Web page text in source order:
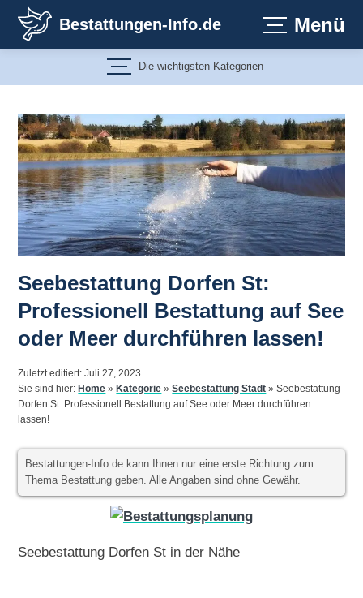
Inhalt
springen
Bestattungen-Info.de Menü
Die wichtigsten Kategorien
Seebestattung Dorfen St:
Professionell Bestattung auf See
oder Meer durchführen lassen!
Zuletzt editiert: Juli 27, 2023
Sie sind hier: Home » Kategorie »Seebestattung Stadt »Seebestattung
Dorfen St: Professionell Bestattung auf See oder Meer durchführen
lassen!
Bestattungen-Info.de kann Ihnen nur eine erste Richtung zum
Thema Bestattung geben. Alle Angaben sind ohne Gewähr.
Seebestattung Dorfen St in der Nähe